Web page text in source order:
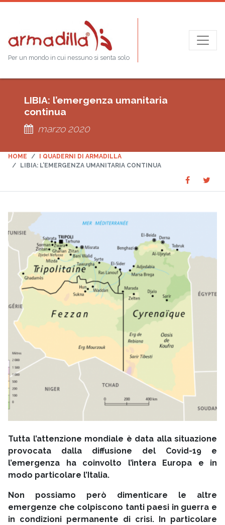
Per un mondo in cui nessuno si senta solo
LIBIA: l’emergenza umanitaria
continua
marzo 2020
HOME
I QUADERNI DI ARMADILLA
LIBIA: L’EMERGENZA UMANITARIA CONTINUA
Share
on
on
Tutta l’attenzione mondiale è data alla situazione
provocata dalla diffusione del Covid-19 e
l’emergenza ha coinvolto l’intera Europa e in
modo particolare l’Italia.
Non possiamo però dimenticare le altre
emergenze che colpiscono tanti paesi in guerra e
in condizioni permanente di crisi. In particolare